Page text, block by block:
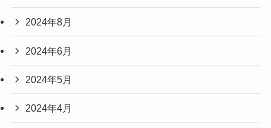
2024年8月
2024年6月
2024年5月
2024年4月